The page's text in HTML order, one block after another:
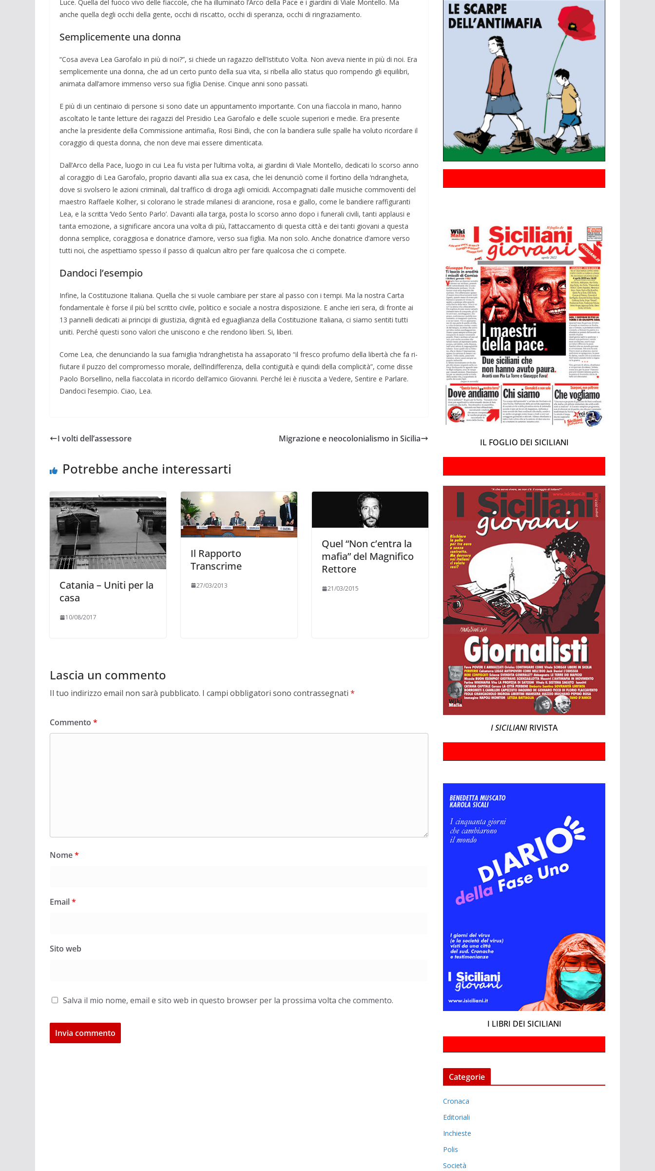
Luce. Quella del fuoco vivo delle fiac­cole, che ha illuminato l’Arco della Pace e i giardini di Viale Montello. Ma
anche quella degli occhi della gente, oc­chi di riscatto, occhi di speranza, occhi di ringraziamento.
Semplicemente una donna
“Cosa aveva Lea Garofalo in più di noi?”, si chiede un ragazzo dell’Istituto Volta. Non aveva niente in più di noi. Era
sem­plicemente una donna, che ad un certo punto della sua vita, si ribella allo status quo rompendo gli equilibri,
animata dall’amore immenso verso sua figlia De­nise. Cinque anni sono passati.
E più di un centinaio di persone si sono date un ap­puntamento importante. Con una fiaccola in mano, hanno
ascoltato le tante letture dei ragazzi del Presidio Lea Garofalo e delle scuole superiori e medie. Era pre­sente
anche la presidente della Commis­sione antimafia, Rosi Bindi, che con la bandiera sulle spal­le ha voluto ricordare il
coraggio di questa donna, che non deve mai essere dimenti­cata.
Dall’Arco della Pace, luogo in cui Lea fu vista per l’ultima volta, ai giardini di Viale Montello, dedicati lo scorso anno
al corag­gio di Lea Garofalo, proprio davanti alla sua ex casa, che lei denunciò come il forti­no della ‘ndrangheta,
dove si svolsero le azioni criminali, dal traffico di droga agli omicidi. Accompagnati dalle musiche com­moventi del
maestro Raffaele Kolher, si co­lorano le strade milanesi di arancione, rosa e giallo, come le bandiere raffiguranti
Lea, e la scritta ‘Vedo Sento Parlo’. Davanti alla targa, posta lo scorso anno dopo i funerali civili, tanti applausi e
tanta emozione, a si­gnificare ancora una volta di più, l’attacca­mento di questa città e dei tanti giovani a questa
donna semplice, coraggiosa e dona­trice d’amore, verso sua figlia. Ma non solo. Anche donatrice d’amore verso
tutti noi, che aspettiamo spesso il passo di qualcun altro per fare qualcosa che ci compete.
Dandoci l’esempio
Infine, la Costituzione Italiana. Quella che si vuole cambiare per stare al passo con i tempi. Ma la nostra Carta
fondamentale è forse il più bel scritto civile, politico e so­ciale a nostra disposizione. E anche ieri sera, di fronte ai
13 pannelli dedicati ai principi di giustizia, dignità ed egua­glianza della Costituzione Italiana, ci sia­mo sentiti tutti
uniti. Perché questi sono valori che uniscono e che rendono liberi. Si, liberi.
Come Lea, che denunciando la sua famiglia ‘ndranghetista ha assaporato “il fresco pro­fumo della libertà che fa ri­
fiutare il puzzo del compromesso morale, dell’indifferenza, della contiguità e quindi della complicità”, come disse
Paolo Bor­sellino, nella fiaccola­ta in ricordo dell’amico Giovanni. Perché lei è riuscita a Vedere, Sentire e Parlare.
Dandoci l’esempio. Ciao, Lea.
I volti dell’assessore Migrazione e neocolonialismo in Sicilia
Potrebbe anche interessarti
Catania – Uniti per la
casa
10/08/2017
Il Rapporto
Transcrime
27/03/2013
Quel “Non c’entra la
mafia” del Magnifico
Rettore
21/03/2015
Lascia un commento
Il tuo indirizzo email non sarà pubblicato. I campi obbligatori sono contrassegnati *
Commento *
Nome*
Email*
Sito web
Salva il mio nome, email e sito web in questo browser per la prossima volta che commento.
IL FOGLIO DEI SICILIANI
I SICILIANI RIVISTA
I LIBRI DEI SICILIANI
Categorie
Cronaca
Editoriali
Inchieste
Polis
Società